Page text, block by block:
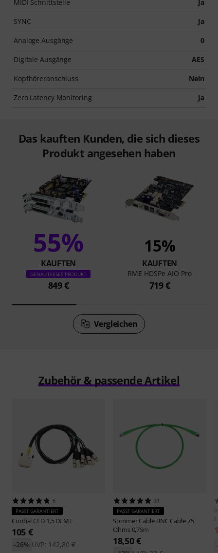
MIDI Schnittstelle Ja
SYNC Ja
Analoge Ausgänge 0
Digitale Ausgänge AES
Kopfhöreranschluss Nein
Zero Latency Monitoring Ja
Das kauften Kunden, die sich dieses
Produkt angesehen haben
55%
KAUFTEN
GENAU DIESES PRODUKT
849 €
15%
KAUFTEN
RME HDSPe AIO Pro
719 €
Vergleichen
Zubehör & passende Artikel
6
PASST GARANTIERT
Cordial CFD 1,5 DFMT
105 €
UVP: 142,80 €
-26%
31
PASST GARANTIERT
Sommer Cable BNC Cable 75
Ohms 0,75m
18,50 €